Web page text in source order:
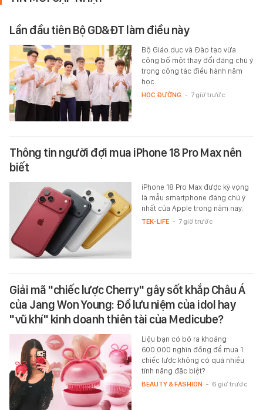
Lần đầu tiên Bộ GD&ĐT làm điều này
Bộ Giáo dục và Đào tạo vừa
công bố một thay đổi đáng chú ý
trong công tác điều hành năm
học.
HỌC ĐƯỜNG - 7 giờ trước
Thông tin người đợi mua iPhone 18 Pro Max nên
biết
iPhone 18 Pro Max được kỳ vọng
là mẫu smartphone đáng chú ý
nhất của Apple trong năm nay.
TEK-LIFE - 7 giờ trước
Giải mã "chiếc lược Cherry" gây sốt khắp Châu Á
của Jang Won Young: Đồ lưu niệm của idol hay
"vũ khí" kinh doanh thiên tài của Medicube?
Liệu bạn có bỏ ra khoảng
600.000 nghìn đồng để mua 1
chiếc lược không có quá nhiều
tính năng đặc biệt?
BEAUTY & FASHION - 6 giờ trước